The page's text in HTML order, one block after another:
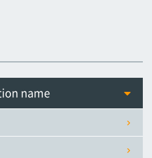
Office
Miebashi
name